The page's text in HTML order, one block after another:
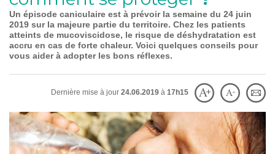
VIVRE AVEC
SOIGNER AUJOURD'HUI
AGIR ENSEMBLE
Un épisode caniculaire est à prévoir la semaine du 24 juin
2019 sur la majeure partie du territoire. Chez les patients
atteints de mucoviscidose, le risque de déshydratation est
accru en cas de forte chaleur. Voici quelques conseils pour
vous aider à adopter les bons réflexes.
Dernière mise à jour 24.06.2019 à 17h15